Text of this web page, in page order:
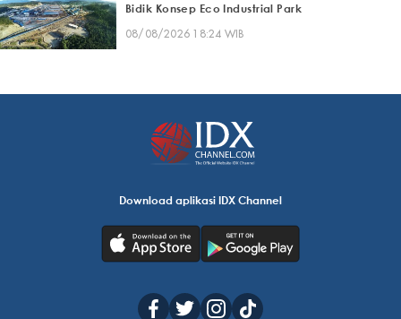
Bidik Konsep Eco Industrial Park
08/08/2026 18:24 WIB
Download aplikasi IDX Channel